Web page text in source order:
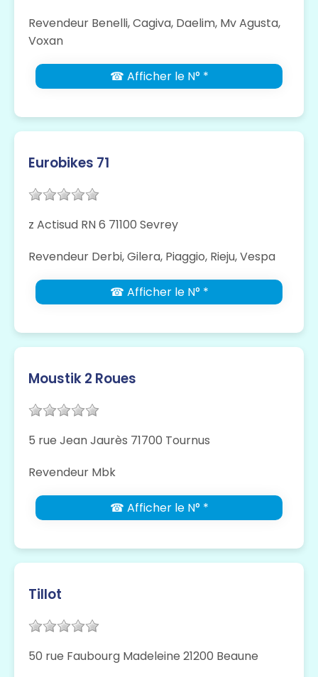
Revendeur Benelli, Cagiva, Daelim, Mv Agusta,
Voxan
☎ Afficher le N° *
Eurobikes 71
z Actisud RN 6 71100 Sevrey
Revendeur Derbi, Gilera, Piaggio, Rieju, Vespa
☎ Afficher le N° *
Moustik 2 Roues
5 rue Jean Jaurès 71700 Tournus
Revendeur Mbk
☎ Afficher le N° *
Tillot
50 rue Faubourg Madeleine 21200 Beaune